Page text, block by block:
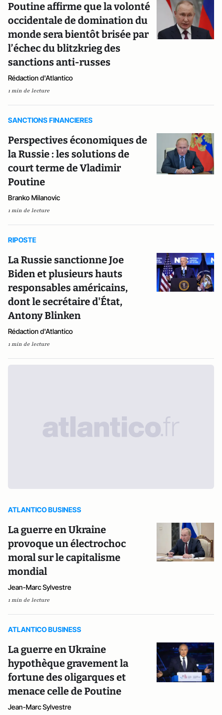
Poutine affirme que la volonté
occidentale de domination du
monde sera bientôt brisée par
l’échec du blitzkrieg des
sanctions anti-russes
Rédaction d'Atlantico
1 min de lecture
SANCTIONS FINANCIERES
Perspectives économiques de
la Russie : les solutions de
court terme de Vladimir
Poutine
Branko Milanovic
1 min de lecture
RIPOSTE
La Russie sanctionne Joe
Biden et plusieurs hauts
responsables américains,
dont le secrétaire d'État,
Antony Blinken
Rédaction d'Atlantico
1 min de lecture
ATLANTICO BUSINESS
La guerre en Ukraine
provoque un électrochoc
moral sur le capitalisme
mondial
Jean-Marc Sylvestre
1 min de lecture
ATLANTICO BUSINESS
La guerre en Ukraine
hypothèque gravement la
fortune des oligarques et
menace celle de Poutine
Jean-Marc Sylvestre